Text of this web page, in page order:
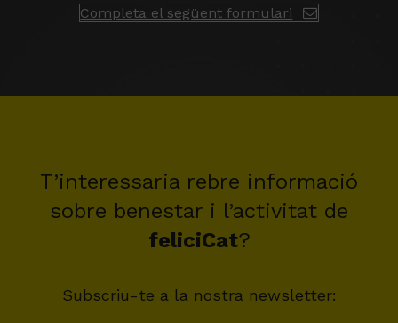
Completa el següent formulari
T’interessaria rebre informació
sobre benestar i l’activitat de
feliciCat?
Subscriu-te a la nostra newsletter: